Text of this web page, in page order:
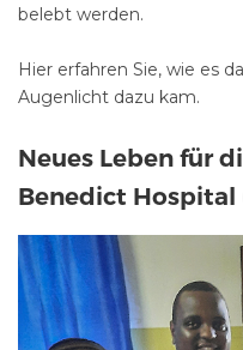
belebt werden.
Hier erfahren Sie, wie es
Augenlicht dazu kam.
Neues Leben für
Benedict Hospital